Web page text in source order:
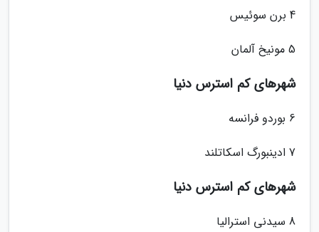
4 برن سوئیس
5 مونیخ آلمان
شهرهای کم استرس دنیا
6 بوردو فرانسه
7 ادینبورگ اسکاتلند
شهرهای کم استرس دنیا
8 سیدنی استرالیا